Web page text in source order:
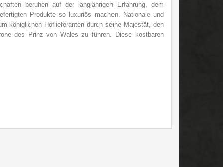
beruhen auf der langjährigen Erfahrung, dem
Produkte so luxuriös machen. Nationale und
königlichen Hoflieferanten durch seine Majestät, den
des Prinz von Wales zu führen. Diese kostbaren